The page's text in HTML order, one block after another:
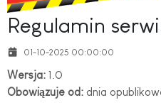
Regulamin
01-10-2025 00:00:00
Wersja: 1.0
Obowiązuje od: dnia